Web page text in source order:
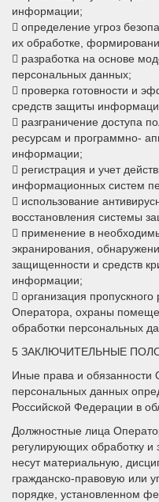
информации;
 определение угроз
их обработке,
 разработка на основе
персональных данных;
 проверка готовности и
средств защиты
 разграничение доступа
ресурсам и программно-
информации;
 регистрация и учет
информационных систем
 использование
восстановления системы
 применение в
экранирования,
защищенности и средств
информации;
 организация
Оператора, охраны
обработки персональных
5 ЗАКЛЮЧИТЕЛЬНЫЕ
Иные права и обязанности
персональных данных
Российской Федерации в
Должностные лица
регулирующих обработку
несут материальную,
гражданско-правовую или
порядке, установленном